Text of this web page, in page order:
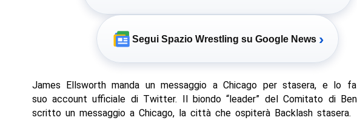
Segui Spazio Wrestling su Google News ›
James Ellsworth manda un messaggio a Chicago per stasera, e lo
suo account ufficiale di Twitter. Il biondo “leader” del Comitato di
scritto un messaggio a Chicago, la città che ospiterà Backlash stasera.